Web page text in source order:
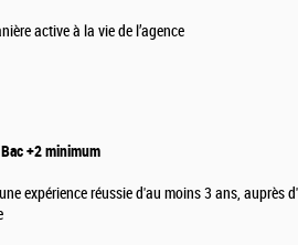
active à la vie de l’agence
Bac +2 minimum
expérience réussie d'au moins 3 ans, auprès